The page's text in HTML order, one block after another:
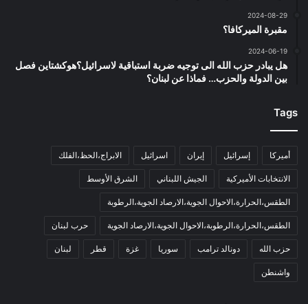
2024-08-29
مقبرة الميركافا؟
2024-06-19
هل يبادر حزب الله الى توجيه ضربة استباقية لاسرائيل؟هوكشتاين فصل
بين الدولة والحزب… فماذا عن لبنان؟
Tags
أميركا إسرائيل إيران اسرائيل الابراج،الحظ،الفلك
الانتخابات الأميركية الجيش اللبناني الشرق الأوسط
الطقس،الحرارة،الاحوال الجوية،الارصاد الجوية،الرطوبة
الطقس،الحرارة،الرطوبة،الاحوال الجوية،الارصاد الجوية حرب لبنان
حزب الله دونالد ترامب سوريا غزة قطر لبنان
واشنطن